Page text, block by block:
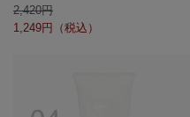
2,420
1,249